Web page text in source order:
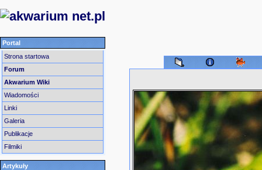
Portal
Strona startowa
Forum
Akwarium Wiki
Wiadomości
Linki
Galeria
Publikacje
Filmiki
Artykuły